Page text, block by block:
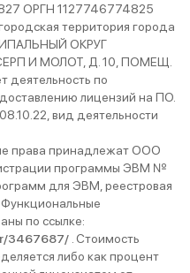
ОРГН 1127746774825
территория города
ОКРУГ
И МОЛОТ, Д. 10, ПОМЕЩ.
деятельность по
лицензий на ПО.
вид деятельности
права принадлежат ООО
программы ЭВМ №
для ЭВМ, реестровая
по ссылке:
3467687/ . Стоимость
либо как процент